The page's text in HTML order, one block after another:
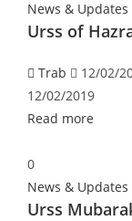
News & Updates
Urss of
Trab
12/02/
12/02/2019
Read more
0
News & Updates
Urss